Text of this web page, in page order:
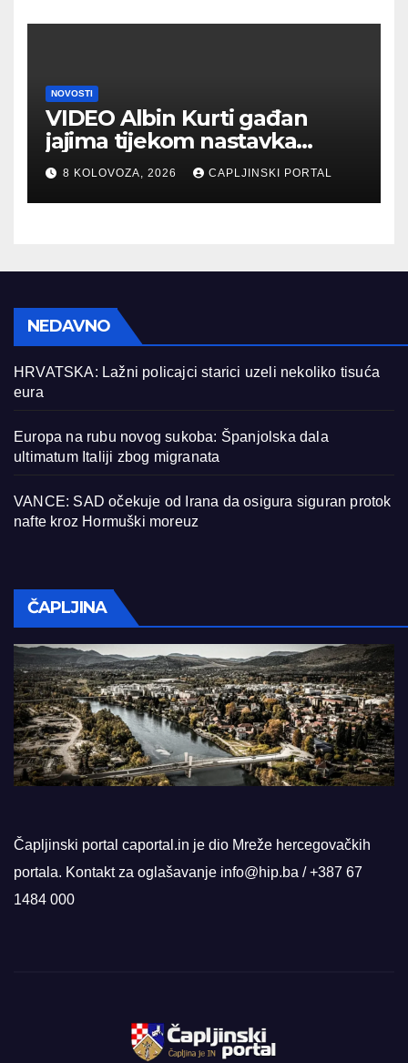
NOVOSTI
VIDEO Albin Kurti gađan
jajima tijekom nastavka
konstituirajuće sjednice
Skupštine Kosova
8 KOLOVOZA, 2026 CAPLJINSKI PORTAL
NEDAVNO
HRVATSKA: Lažni policajci starici uzeli nekoliko tisuća
eura
Europa na rubu novog sukoba: Španjolska dala
ultimatum Italiji zbog migranata
VANCE: SAD očekuje od Irana da osigura siguran protok
nafte kroz Hormuški moreuz
ČAPLJINA
Čapljinski portal caportal.in je dio Mreže hercegovačkih
portala. Kontakt za oglašavanje info@hip.ba / +387 67
1484 000